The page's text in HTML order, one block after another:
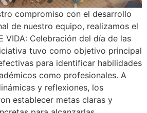
compromiso con el desarrollo
de nuestro equipo, realizamos el
VIDA: Celebración del día de las
tuvo como objetivo principal
para identificar habilidades
como profesionales. A
y reflexiones, los
establecer metas claras y